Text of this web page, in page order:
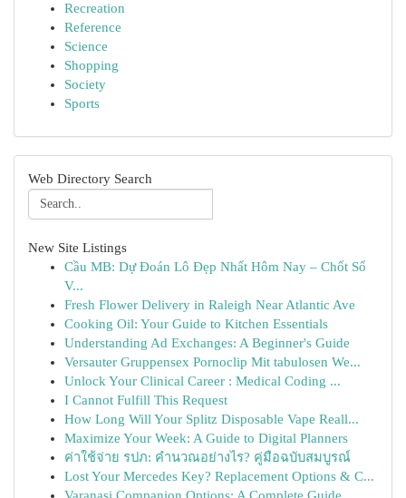
Recreation
Reference
Science
Shopping
Society
Sports
Web Directory Search
New Site Listings
Cầu MB: Dự Đoán Lô Đẹp Nhất Hôm Nay – Chốt Số
V...
Fresh Flower Delivery in Raleigh Near Atlantic Ave
Cooking Oil: Your Guide to Kitchen Essentials
Understanding Ad Exchanges: A Beginner's Guide
Versauter Gruppensex Pornoclip Mit tabulosen We...
Unlock Your Clinical Career : Medical Coding ...
I Cannot Fulfill This Request
How Long Will Your Splitz Disposable Vape Reall...
Maximize Your Week: A Guide to Digital Planners
ค่าใช้จ่าย รปภ: คำนวณอย่างไร? คู่มือฉบับสมบูรณ์
Lost Your Mercedes Key? Replacement Options & C...